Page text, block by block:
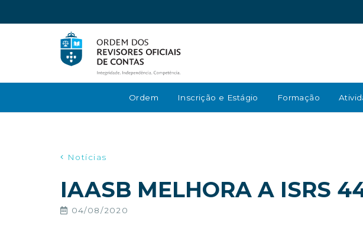
Ordem Inscrição e Estágio Formação
Notícias
IAASB MELHORA A ISRS
04/08/2020